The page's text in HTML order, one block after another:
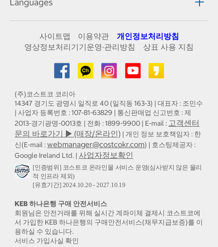
사이트맵 이용약관
개인정보처리방침
영상정보처리기기운영·관리방침
상표 사용 지침
(주)코스트코 코리아
14347 경기도 광명시 일직로 40 (일직동 163-3) | 대표자 : 조민수
| 사업자 등록번호 : 107-81-63829 | 통신판매업 신고번호 : 제
2013-경기광명-0013호 | 전화 : 1899-9900 | E-mail : 고객센터
문의 바로가기 ▶ (매장/온라인) | 개인 정보 보호책임자 : 한
신(E-mail :webmanager@costcokr.com) | 호스팅제공자 :
Google Ireland Ltd. | 사업자정보확인
[인증범위] 코스트코 온라인몰 서비스 운영(심사받지 않은 물리
적 인프라 제외)
[유효기간] 2024.10.20 - 2027.10.19
KEB 하나은행 구매 안전서비스
회원님은 안전거래를 위해 실시간 계좌이체 결제시 코스트코에
서 가입한 KEB 하나은행의 구매안전서비스(채무지급보증)를 이
용하실 수 있습니다.
서비스 가입사실 확인